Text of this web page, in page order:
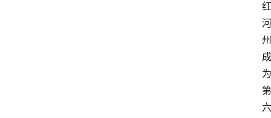
红
河
州
成
为
第
六